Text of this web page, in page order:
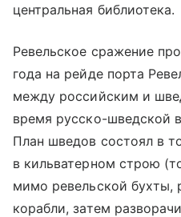
центральная библиотека.
Ревельское сражение
года на рейде порта
между российским и
время русско-шведской
План шведов состоял в
в кильватерном строю
мимо ревельской бухты,
корабли, затем